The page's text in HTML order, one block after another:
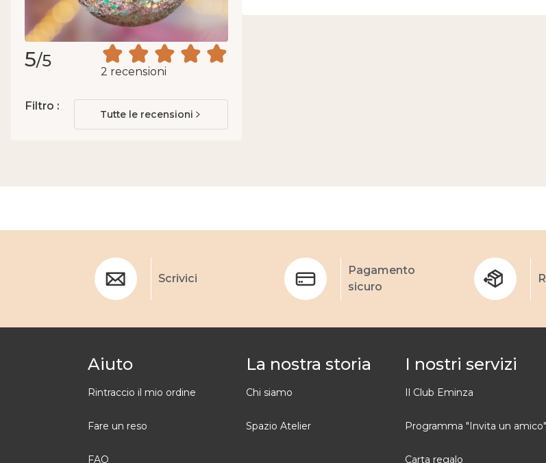
5/5
2 recensioni
Filtro :
Tutte le recensioni
Scrivici
Pagamento
sicuro
Aiuto
Rintraccio il mio ordine
Fare un reso
FAQ
La nostra storia
Chi siamo
Spazio Atelier
I nostri servizi
Il Club Eminza
Programma "Invita un amico"
Carta regalo